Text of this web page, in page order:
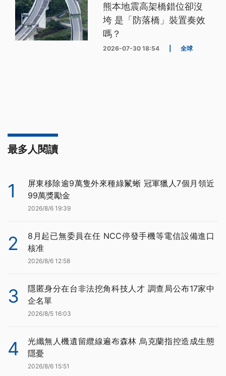
熊本地震高架橋錯位卻沒
垮 是「防落橋」裝置奏效
嗎？
2026-07-30 18:54 全球
最多人閱讀
1
屏東移除逾9萬隻外來種綠鬣蜥 冠軍獵人7個月領近
99萬獎勵金
2026/8/6 19:39
2
8月起已無委員在任 NCC停發手機等電信設備進口
核准
2026/8/6 12:58
3
隱匿身分在台非法挖角科技人才 調查局公布17家中
企名單
2026/8/5 16:03
4
光纖無人機遺留纜線遍布森林 烏克蘭指控造成生態
隱憂
2026/8/6 15:51